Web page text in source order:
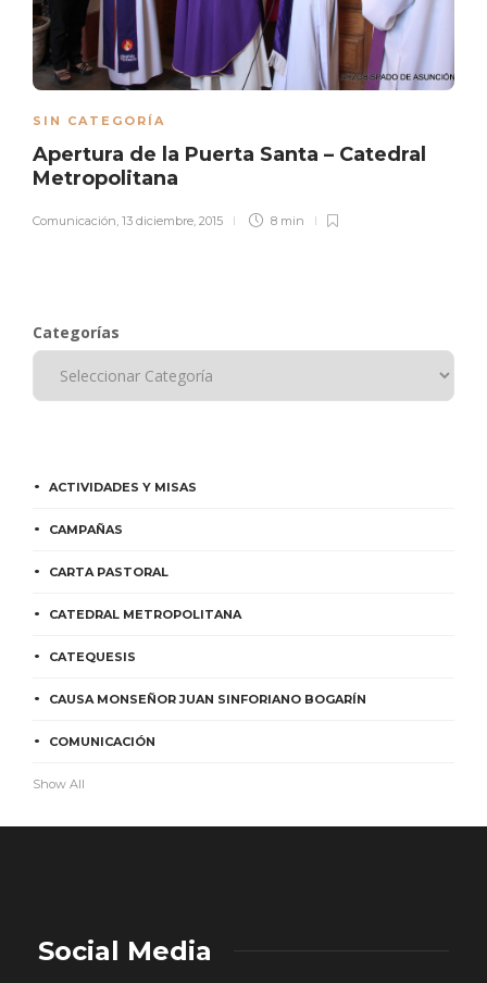
SIN CATEGORÍA
Apertura de la Puerta Santa – Catedral
Metropolitana
Comunicación, 13 diciembre, 2015 8 min
Categorías
ACTIVIDADES Y MISAS
CAMPAÑAS
CARTA PASTORAL
CATEDRAL METROPOLITANA
CATEQUESIS
CAUSA MONSEÑOR JUAN SINFORIANO BOGARÍN
COMUNICACIÓN
Show All
Social Media